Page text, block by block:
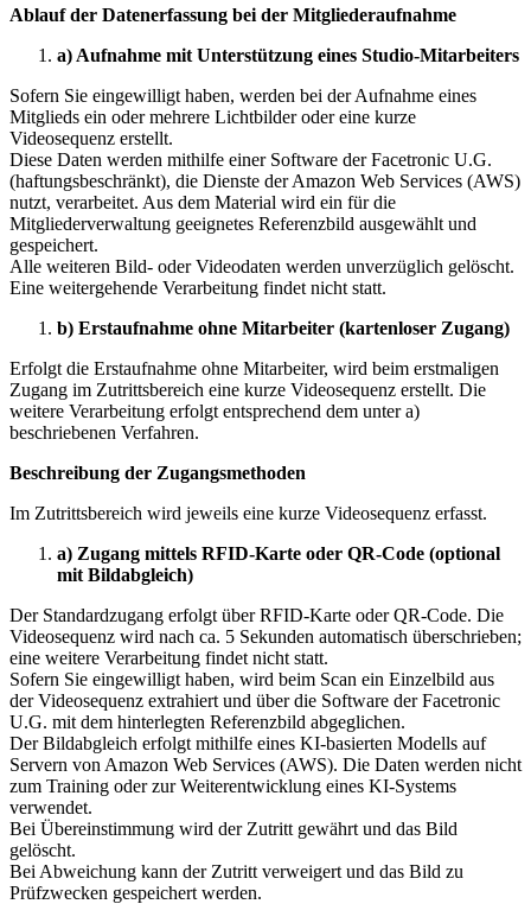
Ablauf der Datenerfassung bei der Mitgliederaufnahme
a) Aufnahme mit Unterstützung eines Studio-Mitarbeiters
Sofern Sie eingewilligt haben, werden bei der Aufnahme eines
Mitglieds ein oder mehrere Lichtbilder oder eine kurze
Videosequenz erstellt.
Diese Daten werden mithilfe einer Software der Facetronic U.G.
(haftungsbeschränkt), die Dienste der Amazon Web Services (AWS)
nutzt, verarbeitet. Aus dem Material wird ein für die
Mitgliederverwaltung geeignetes Referenzbild ausgewählt und
gespeichert.
Alle weiteren Bild- oder Videodaten werden unverzüglich gelöscht.
Eine weitergehende Verarbeitung findet nicht statt.
b) Erstaufnahme ohne Mitarbeiter (kartenloser Zugang)
Erfolgt die Erstaufnahme ohne Mitarbeiter, wird beim erstmaligen
Zugang im Zutrittsbereich eine kurze Videosequenz erstellt. Die
weitere Verarbeitung erfolgt entsprechend dem unter a)
beschriebenen Verfahren.
Beschreibung der Zugangsmethoden
Im Zutrittsbereich wird jeweils eine kurze Videosequenz erfasst.
a) Zugang mittels RFID-Karte oder QR-Code (optional
mit Bildabgleich)
Der Standardzugang erfolgt über RFID-Karte oder QR-Code. Die
Videosequenz wird nach ca. 5 Sekunden automatisch überschrieben;
eine weitere Verarbeitung findet nicht statt.
Sofern Sie eingewilligt haben, wird beim Scan ein Einzelbild aus
der Videosequenz extrahiert und über die Software der Facetronic
U.G. mit dem hinterlegten Referenzbild abgeglichen.
Der Bildabgleich erfolgt mithilfe eines KI-basierten Modells auf
Servern von Amazon Web Services (AWS). Die Daten werden nicht
zum Training oder zur Weiterentwicklung eines KI-Systems
verwendet.
Bei Übereinstimmung wird der Zutritt gewährt und das Bild
gelöscht.
Bei Abweichung kann der Zutritt verweigert und das Bild zu
Prüfzwecken gespeichert werden.